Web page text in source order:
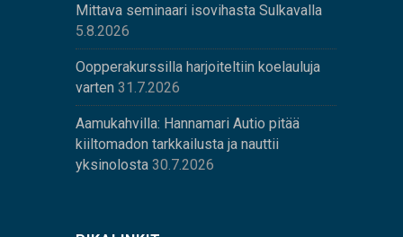
Mittava seminaari isovihasta Sulkavalla
5.8.2026
Oopperakurssilla harjoiteltiin koelauluja
varten 31.7.2026
Aamukahvilla: Hannamari Autio pitää
kiiltomadon tarkkailusta ja nauttii
yksinolosta 30.7.2026